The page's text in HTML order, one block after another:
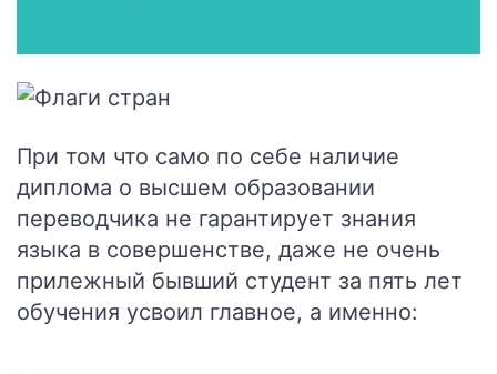
При том что само по себе наличие
диплома о высшем образовании
переводчика не гарантирует знания
языка в совершенстве, даже не очень
прилежный бывший студент за пять лет
обучения усвоил главное, а именно: